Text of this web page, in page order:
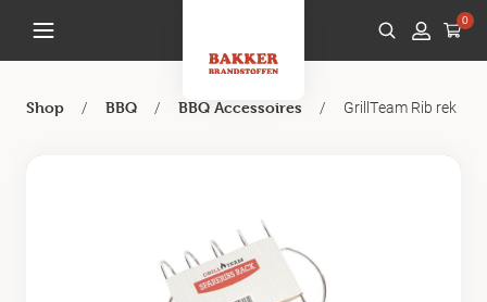
0
Shop / BBQ / BBQ Accessoires / GrillTeam Rib rek